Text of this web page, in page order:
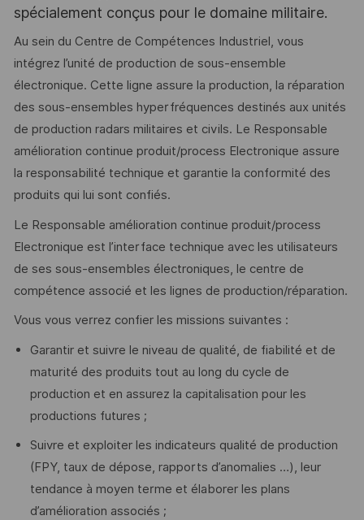
spécialement conçus pour le domaine militaire.
Au sein du Centre de Compétences Industriel, vous
intégrez l’unité de production de sous-ensemble
électronique. Cette ligne assure la production, la réparation
des sous-ensembles hyperfréquences destinés aux unités
de production radars militaires et civils. Le Responsable
amélioration continue produit/process Electronique assure
la responsabilité technique et garantie la conformité des
produits qui lui sont confiés.
Le Responsable amélioration continue produit/process
Electronique est l’interface technique avec les utilisateurs
de ses sous-ensembles électroniques, le centre de
compétence associé et les lignes de production/réparation.
Vous vous verrez confier les missions suivantes :
Garantir et suivre le niveau de qualité, de fiabilité et de
maturité des produits tout au long du cycle de
production et en assurez la capitalisation pour les
productions futures ;
Suivre et exploiter les indicateurs qualité de production
(FPY, taux de dépose, rapports d’anomalies …), leur
tendance à moyen terme et élaborer les plans
d’amélioration associés ;